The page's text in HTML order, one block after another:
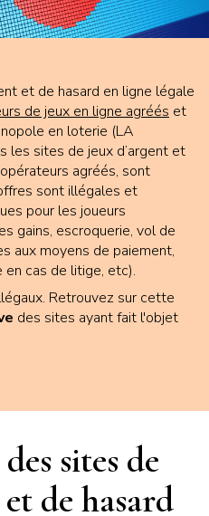
et de hasard en ligne légale
de jeux en ligne agréés et
en loterie (LA
les sites de jeux d’argent et
agréés, sont
sont illégales et
pour les joueurs
gains, escroquerie, vol de
aux moyens de paiement,
cas de litige, etc).
Retrouvez sur cette
des sites ayant fait l'objet
sites de
de hasard